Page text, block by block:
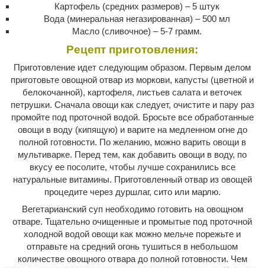
Картофель (средних размеров) – 5 штук
Вода (минеральная негазированная) – 500 мл
Масло (сливочное) – 5-7 грамм.
Рецепт приготовления:
Приготовление идет следующим образом. Первым делом
приготовьте овощной отвар из моркови, капусты (цветной и
белокочанной), картофеля, листьев салата и веточек
петрушки. Сначала овощи как следует, очистите и пару раз
промойте под проточной водой. Бросьте все обработанные
овощи в воду (кипящую) и варите на медленном огне до
полной готовности. По желанию, можно варить овощи в
мультиварке. Перед тем, как добавить овощи в воду, по
вкусу ее посолите, чтобы лучше сохранились все
натуральные витамины. Приготовленный отвар из овощей
процедите через дуршлаг, сито или марлю.
Вегетарианский суп необходимо готовить на овощном
отваре. Тщательно очищенные и промытые под проточной
холодной водой овощи как можно мельче порежьте и
отправьте на средний огонь тушиться в небольшом
количестве овощного отвара до полной готовности. Чем